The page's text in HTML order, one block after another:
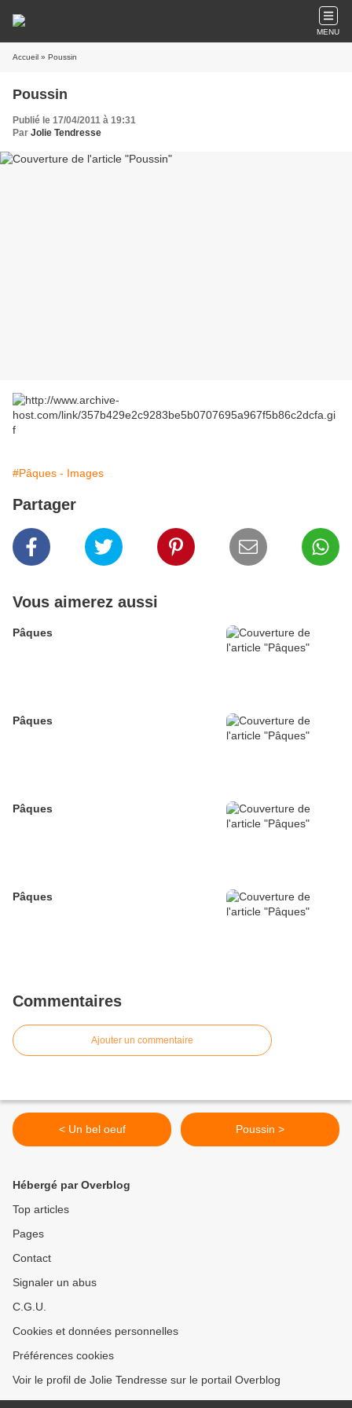
MENU
Accueil » Poussin
Poussin
Publié le 17/04/2011 à 19:31
Par Jolie Tendresse
#Pâques - Images
Partager
Vous aimerez aussi
Pâques
Pâques
Pâques
Pâques
Commentaires
Ajouter un commentaire
< Un bel oeuf Poussin >
Hébergé par Overblog
Top articles
Pages
Contact
Signaler un abus
C.G.U.
Cookies et données personnelles
Préférences cookies
Voir le profil de Jolie Tendresse sur le portail Overblog